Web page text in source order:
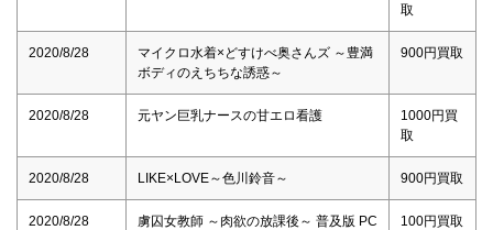
取
2020/8/28
マイクロ水着×どすけべ奥さんズ ～豊満
ボディのえちちな誘惑～
900円買取
2020/8/28 元ヤン巨乳ナースの甘エロ看護
1000円買
取
2020/8/28 LIKE×LOVE～色川鈴音～ 900円買取
2020/8/28
虜囚女教師 ～肉欲の放課後～ 普及版 PC
100円買取